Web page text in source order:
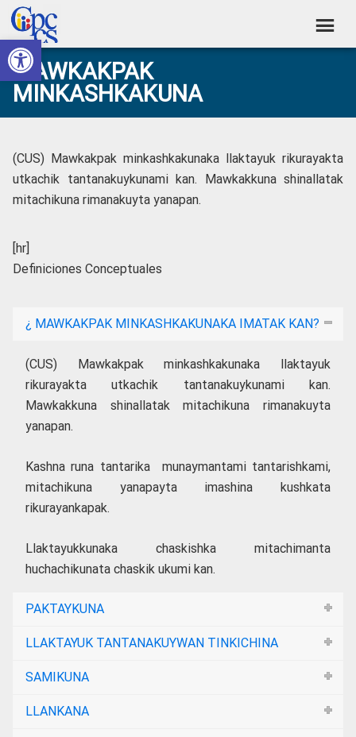
Abrir barra de herramientas
Skip
to
primary
navigation
Skip
to
main
content
Skip
to
primary
sidebar
Skip
to
footer
Consejo
de
Participación
Control
Social
Construyendo
Poder
Ciudadano
MAWKAKPAK
MINKASHKAKUNA
(CUS) Mawkakpak minkashkakunaka llaktayuk rikurayakta
utkachik tantanakuykunami kan. Mawkakkuna shinallatak
mitachikuna rimanakuyta yanapan.
[hr]
Definiciones Conceptuales
¿ MAWKAKPAK MINKASHKAKUNAKA IMATAK KAN?
(CUS) Mawkakpak minkashkakunaka llaktayuk
rikurayakta utkachik tantanakuykunami kan.
Mawkakkuna shinallatak mitachikuna rimanakuyta
yanapan.
Kashna runa tantarika munaymantami tantarishkami,
mitachikuna yanapayta imashina kushkata
rikurayankapak.
Llaktayukkunaka chaskishka mitachimanta
huchachikunata chaskik ukumi kan.
PAKTAYKUNA
LLAKTAYUK TANTANAKUYWAN TINKICHINA
SAMIKUNA
LLANKANA